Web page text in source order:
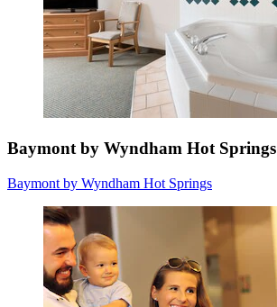
Baymont by Wyndham Hot Springs
Baymont by Wyndham Hot Springs